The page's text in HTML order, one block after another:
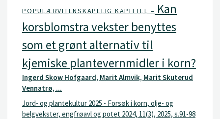
POPULÆRVITENSKAPELIG KAPITTEL – Kan
korsblomstra vekster benyttes
som et grønt alternativ til
kjemiske plantevernmidler i korn?
Ingerd Skow Hofgaard, Marit Almvik, Marit Skuterud
Vennatrø, ...
Jord- og plantekultur 2025 - Forsøk i korn, olje- og
belgvekster, engfrøavl og potet 2024, 11(3), 2025, s.91-98